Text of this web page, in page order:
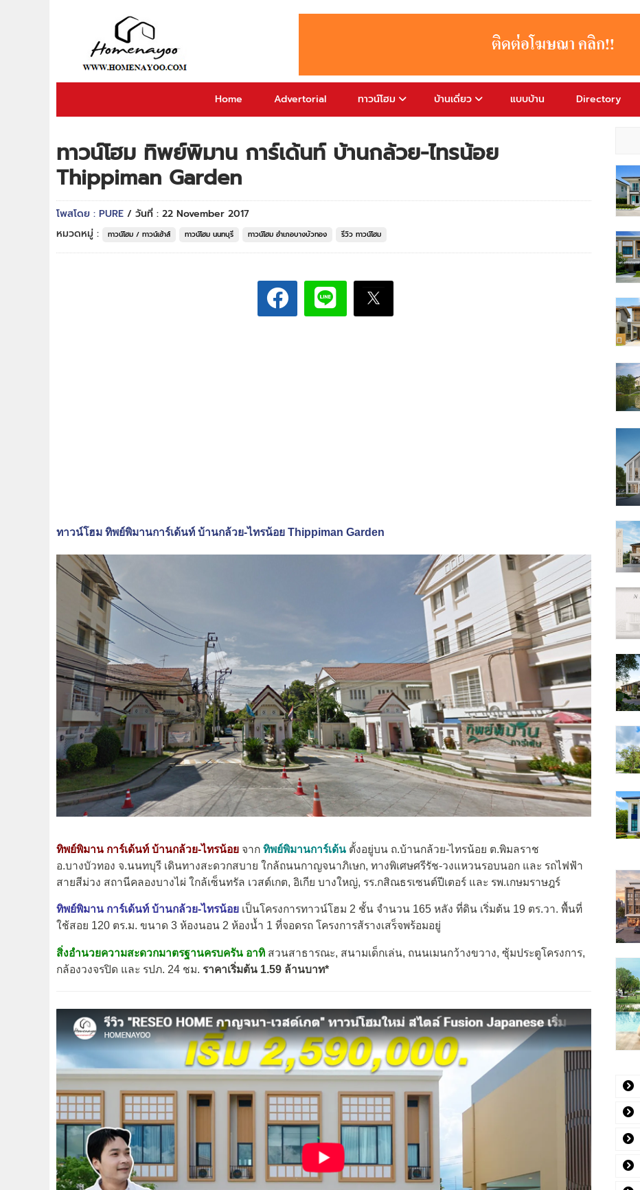
Home Advertorial ทาวน์โฮม บ้านเดี่ยว แบบบ้าน Directory
ทาวน์โฮม ทิพย์พิมาน การ์เด้นท์ บ้านกล้วย-ไทรน้อย
Thippiman Garden
โพสโดย : PURE / วันที่ : 22 November 2017
หมวดหมู่ :
ทาวน์โฮม / ทาวน์เฮ้าส์ ทาวน์โฮม นนทบุรี ทาวน์โฮม อำเภอบางบัวทอง รีวิว ทาวน์โฮม
ทาวน์โฮม ทิพย์พิมานการ์เด้นท์ บ้านกล้วย-ไทรน้อย Thippiman Garden
ทิพย์พิมาน การ์เด้นท์ บ้านกล้วย-ไทรน้อย จาก ทิพย์พิมานการ์เด้น ตั้งอยู่บน ถ.บ้านกล้วย-ไทรน้อย ต.พิมลราช
อ.บางบัวทอง จ.นนทบุรี เดินทางสะดวกสบาย ใกล้ถนนกาญจนาภิเษก, ทางพิเศษศรีรัช-วงแหวนรอบนอก และ รถไฟฟ้า
สายสีม่วง สถานีคลองบางไผ่ ใกล้เซ็นทรัล เวสต์เกต, อิเกีย บางใหญ่, รร.กสิณธรเซนต์ปีเตอร์ และ รพ.เกษมราษฎร์
ทิพย์พิมาน การ์เด้นท์ บ้านกล้วย-ไทรน้อย เป็นโครงการทาวน์โฮม 2 ชั้น จำนวน 165 หลัง ที่ดิน เริ่มต้น 19 ตร.วา. พื้นที่
ใช้สอย 120 ตร.ม. ขนาด 3 ห้องนอน 2 ห้องน้ำ 1 ที่จอดรถ โครงการส้รางเสร็จพร้อมอยู่
สิ่งอำนวยความสะดวกมาตรฐานครบครัน อาทิ สวนสาธารณะ, สนามเด็กเล่น, ถนนเมนกว้างขวาง, ซุ้มประตูโครงการ,
กล้องวงจรปิด และ รปภ. 24 ชม. ราคาเริ่มต้น 1.59 ล้านบาท*